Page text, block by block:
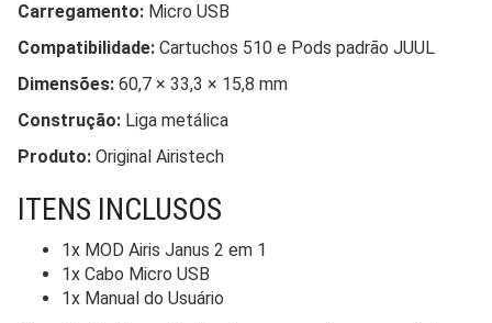
Carregamento: Micro USB
Compatibilidade: Cartuchos 510 e Pods padrão JUUL
Dimensões: 60,7 × 33,3 × 15,8 mm
Construção: Liga metálica
Produto: Original Airistech
ITENS INCLUSOS
1x MOD Airis Janus 2 em 1
1x Cabo Micro USB
1x Manual do Usuário